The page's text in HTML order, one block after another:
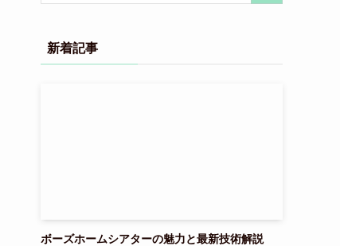
新着記事
ボーズホームシアターの魅力と最新技術解説